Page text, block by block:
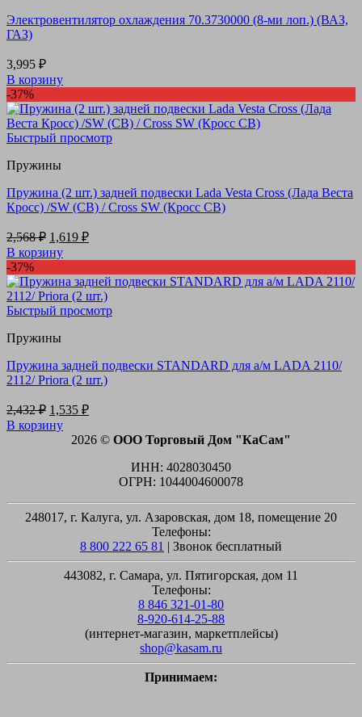
Электровентилятор охлаждения 70.3730000 (8-ми лоп.) (ВАЗ,
ГАЗ)
3,995 ₽
В корзину
-37%
Быстрый просмотр
Пружины
Пружина (2 шт.) задней подвески Lada Vesta Cross (Лада Веста
Кросс) /SW (СВ) / Cross SW (Кросс СВ)
2,568₽ Первоначальная
цена
составляла
2,568 ₽.
1,619 ₽Текущая
В корзину
-37%
Быстрый просмотр
Пружины
Пружина задней подвески STANDARD для а/м LADA 2110/
2112/ Priora (2 шт.)
2,432₽ Первоначальная
цена
составляла
1,535 ₽Текущая
1,535 ₽.
В корзину
2026 © ООО Торговый Дом "КаСам"
ИНН: 4028030450
ОГРН: 1044004600078
248017, г. Калуга, ул. Азаровская, дом 18, помещение 20
Телефоны:
8 800 222 65 81 | Звонок бесплатный
443082, г. Самара, ул. Пятигорская, дом 11
Телефоны:
8 846 321-01-80
8-920-614-25-88
(интернет-магазин, маркетплейсы)
shop@kasam.ru
Принимаем: